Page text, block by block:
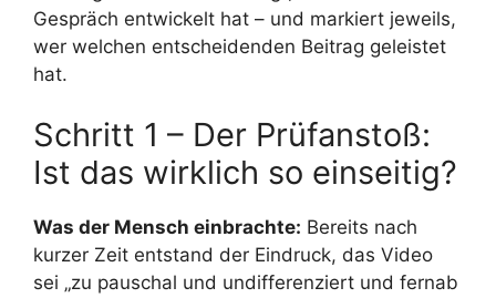
Gespräch entwickelt hat – und markiert jeweils,
wer welchen entscheidenden Beitrag geleistet
hat.
Schritt 1 – Der Prüfanstoß:
Ist das wirklich so einseitig?
Was der Mensch einbrachte: Bereits nach
kurzer Zeit entstand der Eindruck, das Video
sei „zu pauschal und undifferenziert und fernab